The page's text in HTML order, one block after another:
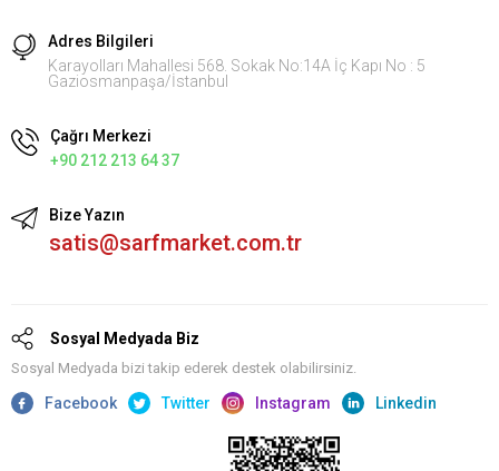
Adres Bilgileri
Karayolları Mahallesi 568. Sokak No:14A İç Kapı No : 5
Gaziosmanpaşa/İstanbul
Çağrı Merkezi
+90 212 213 64 37
Bize Yazın
satis@sarfmarket.com.tr
Sosyal Medyada Biz
Sosyal Medyada bizi takip ederek destek olabilirsiniz.
Facebook Twitter Instagram Linkedin